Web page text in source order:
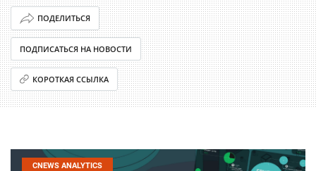
ПОДЕЛИТЬСЯ
ПОДПИСАТЬСЯ НА НОВОСТИ
КОРОТКАЯ ССЫЛКА
CNEWS ANALYTICS